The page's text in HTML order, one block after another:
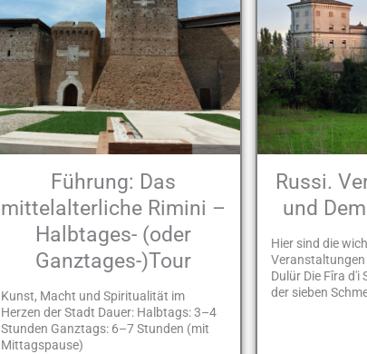
Führung: Das
mittelalterliche Rimini –
Halbtages- (oder
Ganztages-)Tour
Kunst, Macht und Spiritualität im
Herzen der Stadt Dauer: Halbtags: 3–4
Stunden Ganztags: 6–7 Stunden (mit
Mittagspause)
Russi.
und
Hier sind die
Veranstaltungen
Dulür Die Fîra
der sieben